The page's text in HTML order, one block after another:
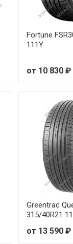
Fortune
111Y
от 10 830 ₽
Greentrac
315/40R21
от 13 590 ₽